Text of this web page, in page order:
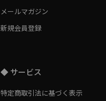
メールマガジン
新規会員登録
◆ サービス
特定商取引法に基づく表示